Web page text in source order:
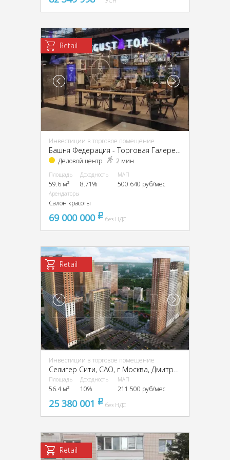
Retail
Инвестиции в торговое помещение
Башня Федерация - Торговая Галерея, ЦАО, г Москва, Пресненская наб, д 12
Деловой центр 2 мин
Площадь
59.6 м²
Доходность
8.71%
МАП
500 640 руб/мес
Арендаторы
Салон красоты
69 000 000 pуббез НДС
Retail
Инвестиции в торговое помещение
Площадь
56.4 м²
Доходность
10%
МАП
211 500 руб/мес
25 380 001 pуббез НДС
Retail